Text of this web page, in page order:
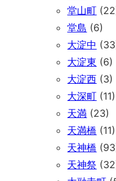
堂山町
堂島 (6)
大淀中
大淀東 (6)
大淀西 (3)
大深町 (11)
天満 (23)
天満橋 (11)
天神橋
天神祭